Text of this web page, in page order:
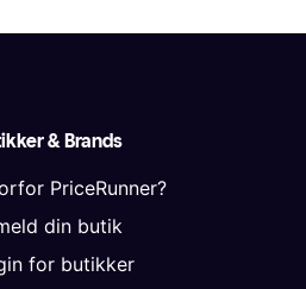
& Brands
PriceRunner?
din butik
for butikker